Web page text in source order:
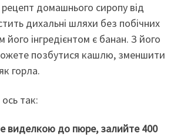
домашнього сиропу від
дихальні шляхи без побічних
його інгредієнтом є банан. З його
позбутися кашлю, зменшити
горла.
так:
виделкою до пюре, залийте 400